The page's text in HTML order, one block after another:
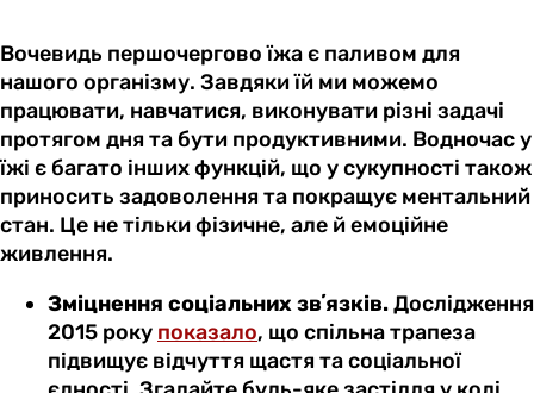
Вочевидь першочергово їжа є паливом для
нашого організму. Завдяки їй ми можемо
працювати, навчатися, виконувати різні задачі
протягом дня та бути продуктивними. Водночас у
їжі є багато інших функцій, що у сукупності також
приносить задоволення та покращує ментальний
стан. Це не тільки фізичне, але й емоційне
живлення.
Зміцнення соціальних звʼязків.Дослідження
2015 року показало, що спільна трапеза
підвищує відчуття щастя та соціальної